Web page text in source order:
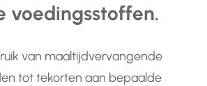
voedingsstoffen.
van maaltijdvervangende
tot tekorten aan bepaalde